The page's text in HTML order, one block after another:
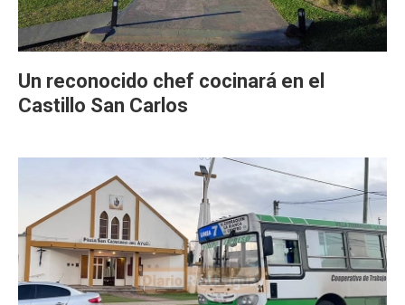
Un reconocido chef cocinará en el
Castillo San Carlos